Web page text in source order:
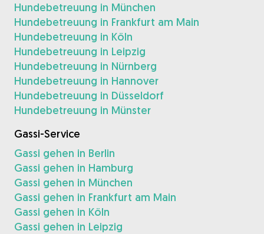
Hundebetreuung in München
Hundebetreuung in Frankfurt am Main
Hundebetreuung in Köln
Hundebetreuung in Leipzig
Hundebetreuung in Nürnberg
Hundebetreuung in Hannover
Hundebetreuung in Düsseldorf
Hundebetreuung in Münster
Gassi-Service
Gassi gehen in Berlin
Gassi gehen in Hamburg
Gassi gehen in München
Gassi gehen in Frankfurt am Main
Gassi gehen in Köln
Gassi gehen in Leipzig